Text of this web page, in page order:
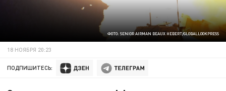
ФОТО: SENIOR AIRMAN BEAUX HEBERT/GLOBALLOOKPRESS
18 НОЯБРЯ 20:23
ПОДПИШИТЕСЬ: